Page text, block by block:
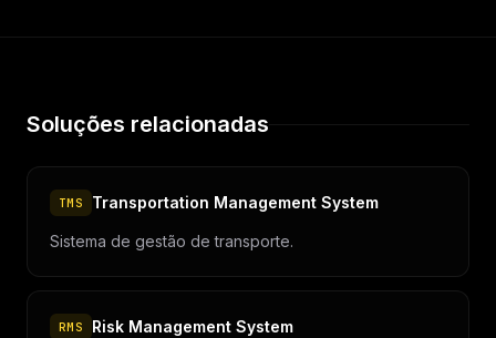
Soluções relacionadas
TMS Transportation Management System
Sistema de gestão de transporte.
RMS Risk Management System